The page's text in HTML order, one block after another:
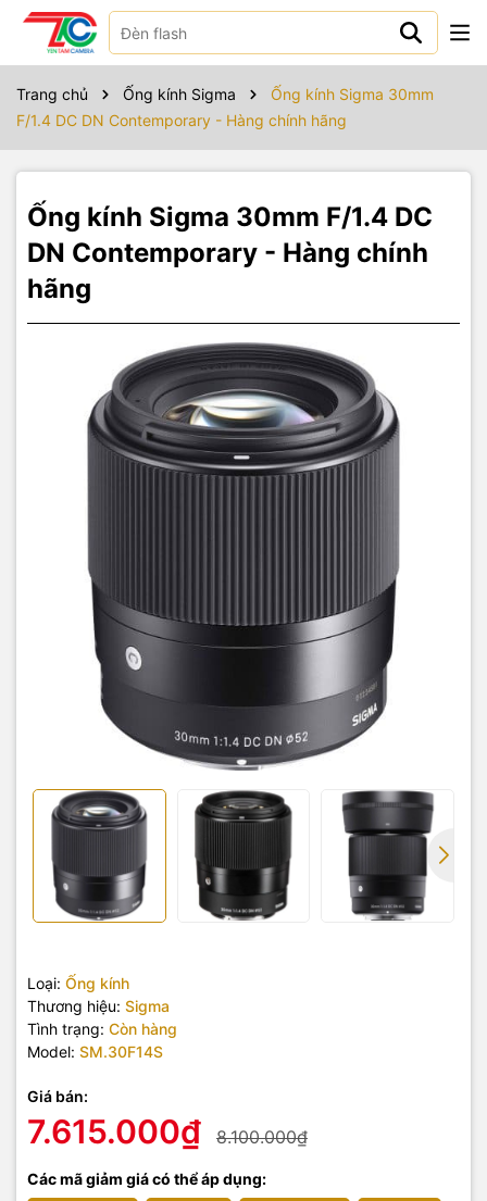
Trang chủ Ống kính Sigma
Ống kính Sigma 30mm
F/1.4 DC DN Contemporary - Hàng chính hãng
Ống kính Sigma 30mm F/1.4 DC
DN Contemporary - Hàng chính
hãng
Loại: Ống kính
Thương hiệu: Sigma
Tình trạng: Còn hàng
Model: SM.30F14S
Giá bán:
7.615.000₫ 8.100.000₫
Các mã giảm giá có thể áp dụng:
Sản phẩm bao gồm
Sigma LCF-52 III 52mm Lens Cap
Sigma Rear Cap LCR II for Sony E Mount Lenses
Sigma Lens Hood for 30mm f/1.4 DC DN Contemporary Lens